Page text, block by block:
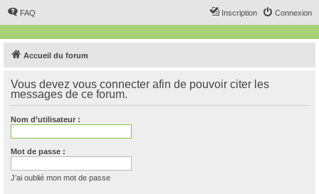
FAQ Connexion
Inscription
Accueil du forum
Vous devez vous connecter afin de pouvoir citer les
messages de ce forum.
Nom d’utilisateur :
Mot de passe :
J’ai oublié mon mot de passe